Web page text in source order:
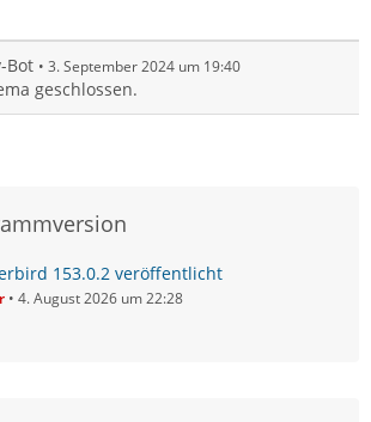
Bot 3. September 2024 um 19:40
geschlossen.
153.0.2 veröffentlicht
4. August 2026 um 22:28